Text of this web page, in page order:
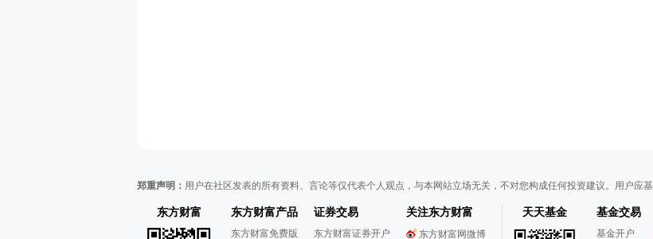
郑重声明： 用户在社区发表的所有资料、言论等仅代表个人观点，与本网站立场无关，不对您构成任何投资建议。用户应
东方财富 东方财富产品
东方财富免费版
证券交易
东方财富证券开户
关注东方财富
东方财富网微博
天天基金 基金交易
基金开户